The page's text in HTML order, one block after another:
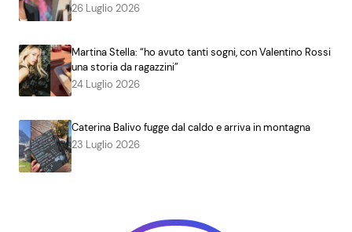
26 Luglio 2026
Martina Stella: “ho avuto tanti sogni, con Valentino Rossi
una storia da ragazzini”
24 Luglio 2026
Caterina Balivo fugge dal caldo e arriva in montagna
23 Luglio 2026